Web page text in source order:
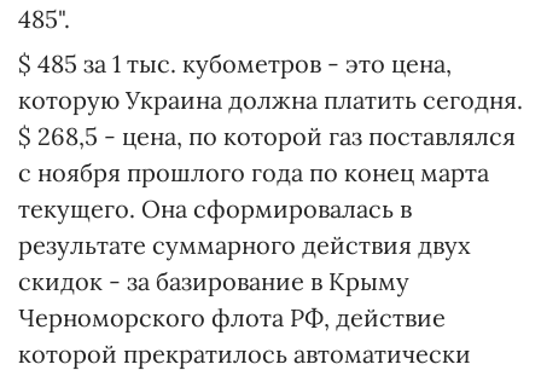
485".
$ 485 за 1 тыс. кубометров - это цена,
которую Украина должна платить сегодня.
$ 268,5 - цена, по которой газ поставлялся
с ноября прошлого года по конец марта
текущего. Она сформировалась в
результате суммарного действия двух
скидок - за базирование в Крыму
Черноморского флота РФ, действие
которой прекратилось автоматически